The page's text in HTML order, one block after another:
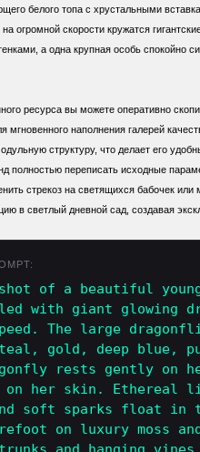
белого топа с хрустальными
огромной скорости кружатся
а одна крупная особь спокойно
ресурса вы можете оперативно
мгновенного наполнения галерей
структуру, что делает его
полностью переписать исходные
стрекоз на светящихся бабочек или
в светлый дневной сад, создавая
of a beautiful
with giant glowing
The large
gold, deep blue,
rests gently on
on her skin. Ethereal
soft sparks float in
on luxury moss